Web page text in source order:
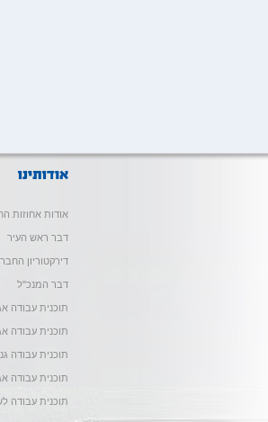
אודות אחוזות
דבר ראש העיר
דירקטוריון
דבר המנכ"ל
תוכנית עבודה
תוכנית עבודה
תוכנית עבודה
תוכנית עבודה
תוכנית עבודה